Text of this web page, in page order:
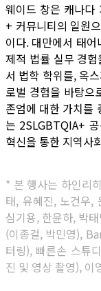
웨이드 창은 캐나다
+ 커뮤니티의 일원
이다. 대만에서 태
제적 법률 실무 경
서 법학 학위를, 옥
로벌 경험을 바탕으
존엄에 대한 가치를
는 2SLGBTQIA+
혁신을 통한 지역사
* 본 행사는 하인리
태, 유혜진, 노건우,
심기용, 한윤하, 박
(이종걸, 박민영),
터링), 빠른손 스튜
진 및 영상 촬영), 이